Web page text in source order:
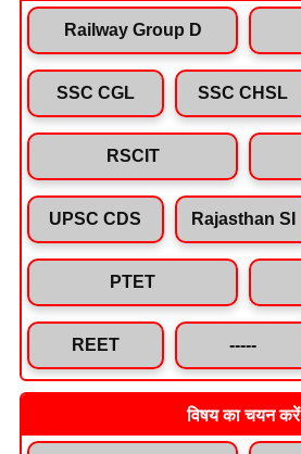
Railway Group D
SSC CGL SSC CHSL
RSCIT
UPSC CDS Rajasthan SI
PTET
REET -----
विषय का चयन करें